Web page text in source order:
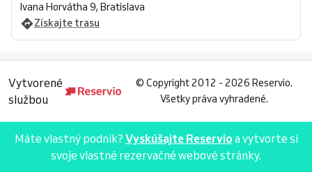
Ivana Horvátha 9, Bratislava
Získajte trasu
Vytvorené
službou
© Copyright 2012 - 2026 Reservio.
Všetky práva vyhradené.
Máte vlastný podnik? Vyskúšajte Reservio a vytvorte si
svoje vlastné rezervačné webové stránky.